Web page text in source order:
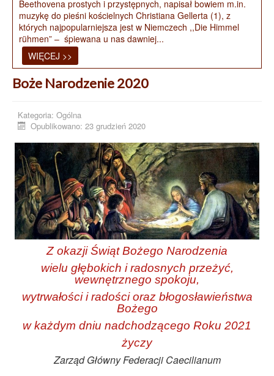
Beethovena prostych i przystępnych, napisał bowiem m.in.
muzykę do pieśni kościelnych Christiana Gellerta (1), z
których najpopularniejsza jest w Niemczech ,,Die Himmel
rühmen” – śpiewana u nas dawniej...
WIĘCEJ >>
Boże Narodzenie 2020
Kategoria: Ogólna
Opublikowano: 23 grudzień 2020
Z okazji Świąt Bożego Narodzenia
wielu głębokich i radosnych przeżyć,
wewnętrznego spokoju,
wytrwałości i radości oraz błogosławieństwa
Bożego
w każdym dniu nadchodzącego Roku 2021
życzy
Zarząd Główny Federacji Caecilianum